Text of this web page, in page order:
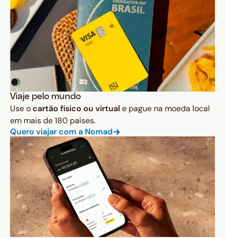
Viaje pelo mundo
Use ocartão físico ou virtual e pague na moeda local
em mais de 180 países.
Quero viajar com a Nomad